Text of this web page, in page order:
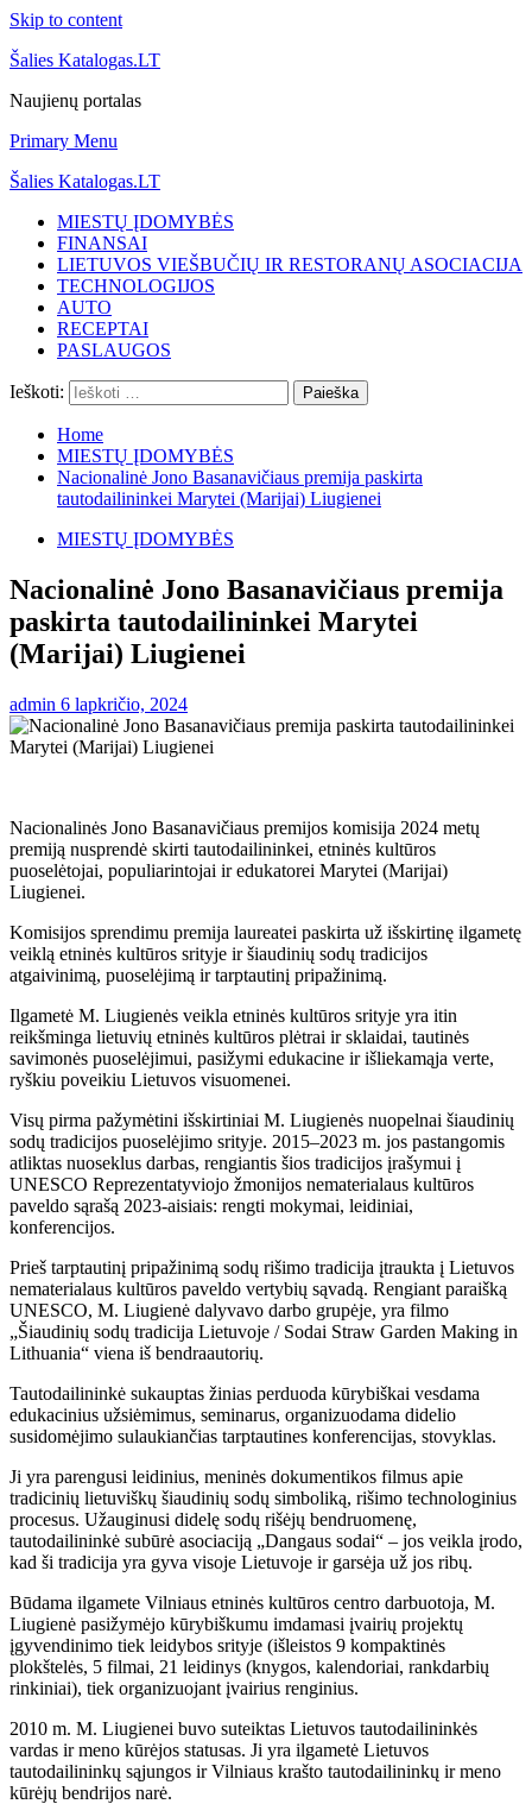
Skip to content
Šalies Katalogas.LT
Naujienų portalas
Primary Menu
Šalies Katalogas.LT
MIESTŲ ĮDOMYBĖS
FINANSAI
LIETUVOS VIEŠBUČIŲ IR RESTORANŲ ASOCIACIJA
TECHNOLOGIJOS
AUTO
RECEPTAI
PASLAUGOS
Ieškoti:
Home
MIESTŲ ĮDOMYBĖS
Nacionalinė Jono Basanavičiaus premija paskirta
tautodailininkei Marytei (Marijai) Liugienei
MIESTŲ ĮDOMYBĖS
Nacionalinė Jono Basanavičiaus premija
paskirta tautodailininkei Marytei
(Marijai) Liugienei
admin 6 lapkričio, 2024
Nacionalinės Jono Basanavičiaus premijos komisija 2024 metų
premiją nusprendė skirti tautodailininkei, etninės kultūros
puoselėtojai, populiarintojai ir edukatorei Marytei (Marijai)
Liugienei.
Komisijos sprendimu premija laureatei paskirta už išskirtinę ilgametę
veiklą etninės kultūros srityje ir šiaudinių sodų tradicijos
atgaivinimą, puoselėjimą ir tarptautinį pripažinimą.
Ilgametė M. Liugienės veikla etninės kultūros srityje yra itin
reikšminga lietuvių etninės kultūros plėtrai ir sklaidai, tautinės
savimonės puoselėjimui, pasižymi edukacine ir išliekamąja verte,
ryškiu poveikiu Lietuvos visuomenei.
Visų pirma pažymėtini išskirtiniai M. Liugienės nuopelnai šiaudinių
sodų tradicijos puoselėjimo srityje. 2015–2023 m. jos pastangomis
atliktas nuoseklus darbas, rengiantis šios tradicijos įrašymui į
UNESCO Reprezentatyviojo žmonijos nematerialaus kultūros
paveldo sąrašą 2023-aisiais: rengti mokymai, leidiniai,
konferencijos.
Prieš tarptautinį pripažinimą sodų rišimo tradicija įtraukta į Lietuvos
nematerialaus kultūros paveldo vertybių sąvadą. Rengiant paraišką
UNESCO, M. Liugienė dalyvavo darbo grupėje, yra filmo
„Šiaudinių sodų tradicija Lietuvoje / Sodai Straw Garden Making in
Lithuania“ viena iš bendraautorių.
Tautodailininkė sukauptas žinias perduoda kūrybiškai vesdama
edukacinius užsiėmimus, seminarus, organizuodama didelio
susidomėjimo sulaukiančias tarptautines konferencijas, stovyklas.
Ji yra parengusi leidinius, meninės dokumentikos filmus apie
tradicinių lietuviškų šiaudinių sodų simboliką, rišimo technologinius
procesus. Užauginusi didelę sodų rišėjų bendruomenę,
tautodailininkė subūrė asociaciją „Dangaus sodai“ – jos veikla įrodo,
kad ši tradicija yra gyva visoje Lietuvoje ir garsėja už jos ribų.
Būdama ilgamete Vilniaus etninės kultūros centro darbuotoja, M.
Liugienė pasižymėjo kūrybiškumu imdamasi įvairių projektų
įgyvendinimo tiek leidybos srityje (išleistos 9 kompaktinės
plokštelės, 5 filmai, 21 leidinys (knygos, kalendoriai, rankdarbių
rinkiniai), tiek organizuojant įvairius renginius.
2010 m. M. Liugienei buvo suteiktas Lietuvos tautodailininkės
vardas ir meno kūrėjos statusas. Ji yra ilgametė Lietuvos
tautodailininkų sąjungos ir Vilniaus krašto tautodailininkų ir meno
kūrėjų bendrijos narė.